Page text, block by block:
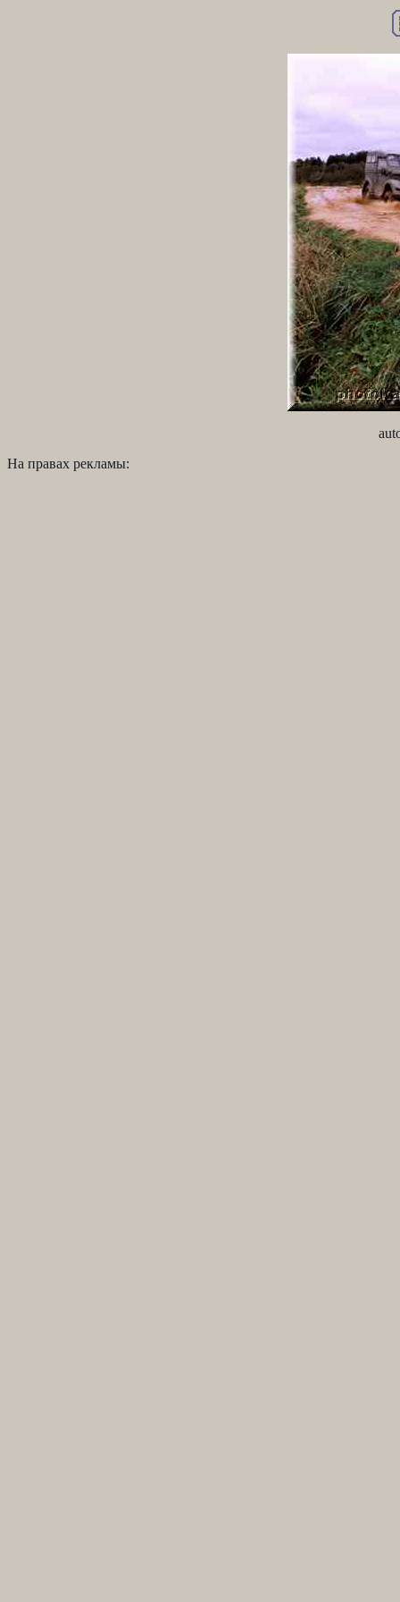
На правах рекламы: